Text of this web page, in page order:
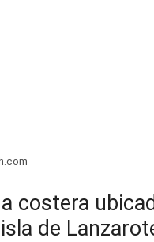
costera
de